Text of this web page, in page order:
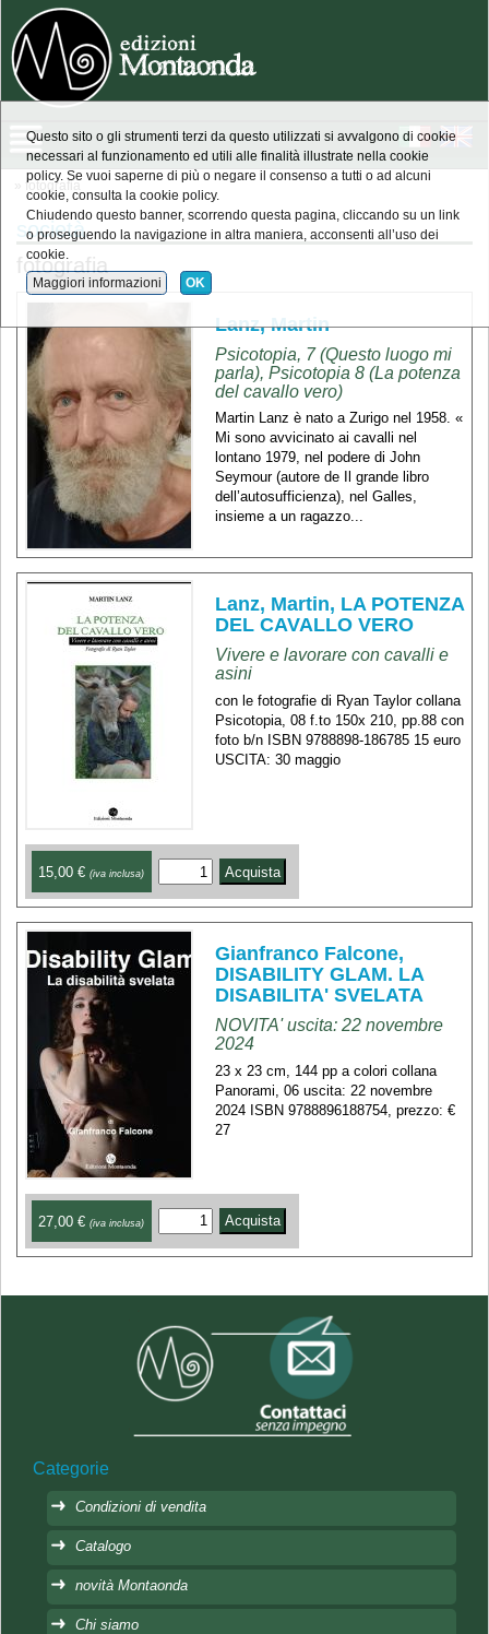
» fotografia
società
fotografia
Lanz, Martin
Psicotopia, 7 (Questo luogo mi
parla), Psicotopia 8 (La potenza
del cavallo vero)
Martin Lanz è nato a Zurigo nel 1958. «
Mi sono avvicinato ai cavalli nel
lontano 1979, nel podere di John
Seymour (autore de Il grande libro
dell’autosufficienza), nel Galles,
insieme a un ragazzo...
Lanz, Martin, LA POTENZA
DEL CAVALLO VERO
Vivere e lavorare con cavalli e
asini
con le fotografie di Ryan Taylor collana
Psicotopia, 08 f.to 150x 210, pp.88 con
foto b/n ISBN 9788898-186785 15 euro
USCITA: 30 maggio
15,00 € (iva inclusa)
Gianfranco Falcone,
DISABILITY GLAM. LA
DISABILITA' SVELATA
NOVITA' uscita: 22 novembre
2024
23 x 23 cm, 144 pp a colori collana
Panorami, 06 uscita: 22 novembre
2024 ISBN 9788896188754, prezzo: €
27
27,00 € (iva inclusa)
Categorie
Condizioni di vendita
Catalogo
novità Montaonda
Chi siamo
Questo sito o gli strumenti terzi da questo utilizzati si avvalgono di cookie
necessari al funzionamento ed utili alle finalità illustrate nella cookie
policy. Se vuoi saperne di più o negare il consenso a tutti o ad alcuni
cookie, consulta la cookie policy.
Chiudendo questo banner, scorrendo questa pagina, cliccando su un link
o proseguendo la navigazione in altra maniera, acconsenti all’uso dei
cookie.
Maggiori informazioni OK